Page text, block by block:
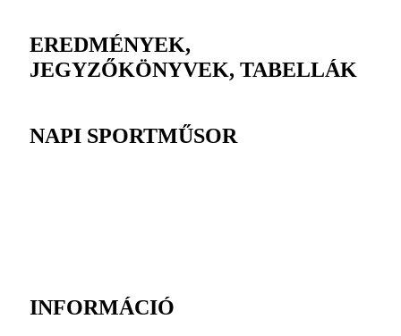
EREDMÉNYEK,
JEGYZŐKÖNYVEK, TABELLÁK
NAPI SPORTMŰSOR
INFORMÁCIÓ